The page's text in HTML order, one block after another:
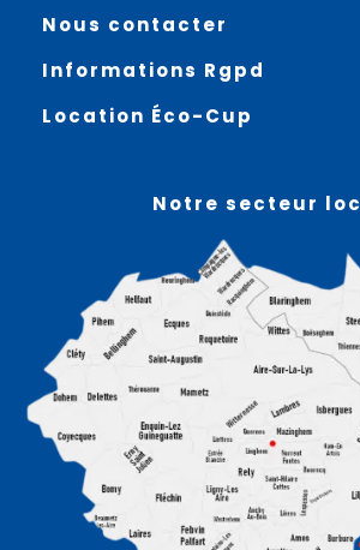
Nous contacter
Informations Rgpd
Location Éco-Cup
Notre secteur